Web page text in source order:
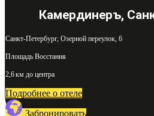
Камердинеръ,
Санкт-Петербург, Озерной переулок, 6
Площадь Восстания
2,6 км до центра
Подробнее о отеле
Забронировать